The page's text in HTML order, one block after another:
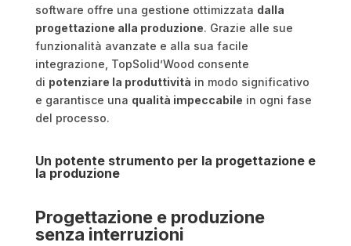
software offre una gestione ottimizzata dalla
progettazione alla produzione. Grazie alle sue
funzionalità avanzate e alla sua facile
integrazione, TopSolid’Wood consente
di potenziare la produttività in modo significativo
e garantisce una qualità impeccabile in ogni fase
del processo.
Un potente strumento per la progettazione e
la produzione
Progettazione e produzione
senza interruzioni